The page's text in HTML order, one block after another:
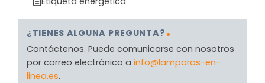
¿TIENES ALGUNA PREGUNTA?
Contáctenos. Puede comunicarse con nosotros
por correo electrónico a info@lamparas-en-
linea.es.